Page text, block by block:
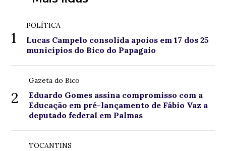
1
POLÍTICA
Lucas Campelo consolida apoios em 17 dos 25
municípios do Bico do Papagaio
2
Gazeta do Bico
Eduardo Gomes assina compromisso com a
Educação em pré-lançamento de Fábio Vaz a
deputado federal em Palmas
TOCANTINS